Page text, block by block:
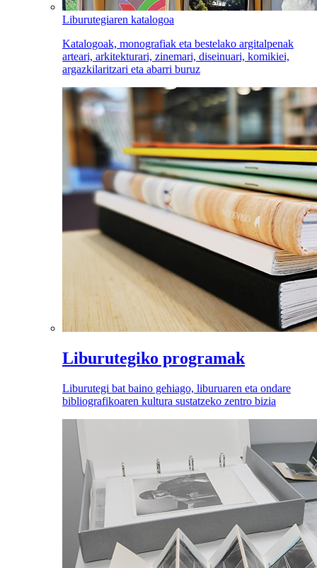
Liburutegiaren katalogoa
Katalogoak, monografiak eta bestelako argitalpenak
arteari, arkitekturari, zinemari, diseinuari, komikiei,
argazkilaritzari eta abarri buruz
Liburutegiko programak
Liburutegi bat baino gehiago, liburuaren eta ondare
bibliografikoaren kultura sustatzeko zentro bizia